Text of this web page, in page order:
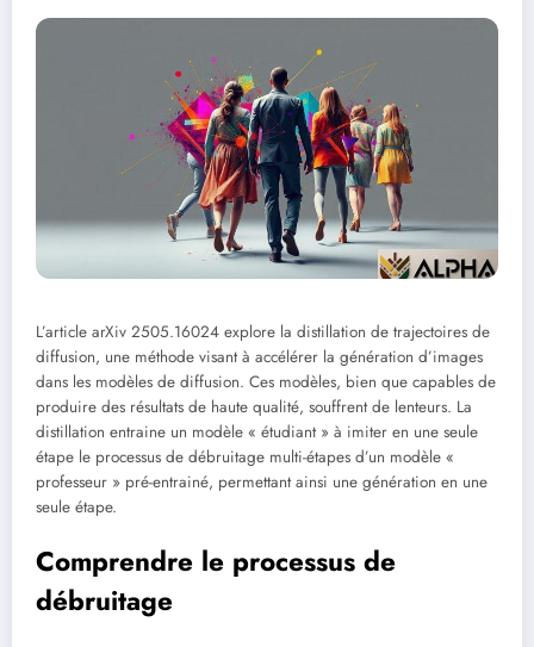
L’article arXiv 2505.16024 explore la distillation de trajectoires de
diffusion, une méthode visant à accélérer la génération d’images
dans les modèles de diffusion. Ces modèles, bien que capables de
produire des résultats de haute qualité, souffrent de lenteurs. La
distillation entraine un modèle « étudiant » à imiter en une seule
étape le processus de débruitage multi-étapes d’un modèle «
professeur » pré-entrainé, permettant ainsi une génération en une
seule étape.
Comprendre le processus de
débruitage